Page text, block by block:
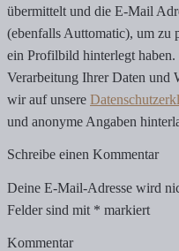
übermittelt und die E-Mail
(ebenfalls Auttomatic), um zu
ein Profilbild hinterlegt
Verarbeitung Ihrer Daten und
wir auf unsere
und anonyme Angaben
Schreibe einen Kommentar
Deine E-Mail-Adresse wird
Felder sind mit * markiert
Kommentar